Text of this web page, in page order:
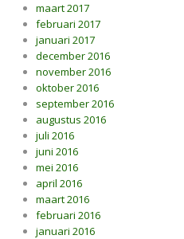
maart 2017
februari 2017
januari 2017
december 2016
november 2016
oktober 2016
september 2016
augustus 2016
juli 2016
juni 2016
mei 2016
april 2016
maart 2016
februari 2016
januari 2016